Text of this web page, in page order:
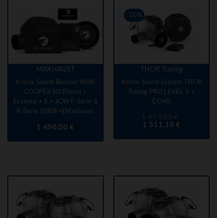
MAXHAUST
Active Sound Booster MINI
COOPER SD Diesel +
Essence + S + JCW F-Serie &
R-Serie (2008+)(Maxhaust)
Prix1 490,00 €
-10%
THOR Tuning
Active Sound System THOR
Tuning PRO LEVEL 3 +
ECHO
Prix
de
base
1 679,00 €
1 511,10 €